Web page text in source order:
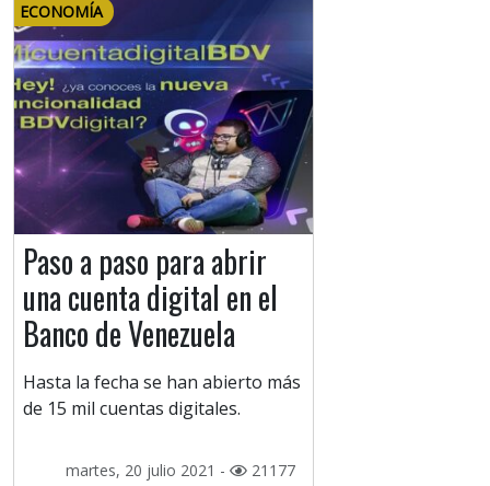
ECONOMÍA
Paso a paso para abrir
una cuenta digital en el
Banco de Venezuela
Hasta la fecha se han abierto más
de 15 mil cuentas digitales.
martes, 20 julio 2021 - 21177